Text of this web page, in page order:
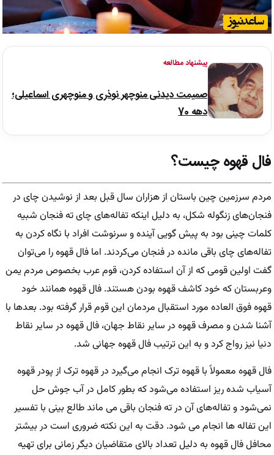
پیشنهاد مطالعه
صمیمت دیدنی منوچهر نوذری و منوچهری اسماعیلی؛
دهه 70
فال قهوه چیست؟
مردم سرزمین چین باستان از هزاران سال قبل بعد از نوشیدن چای در
فنجان‌های زنگوله شکل، به دلیل اینکه تفاله‌های چای ته فنجان شبیه
کلمات چینی بود به پیش گویی آینده و سرنوشت افراد با نگاه کردن به
تفاله‌های چای باقی مانده در فنجان می‌کردند. اما فال قهوه را می‌توان
گفت اولین قومی که از آن استفاده کردن، قوم عرب بخصوص مردم یمن
وعربستان که خود کاشف قهوه بودن هستند. فال قهوه همانند خود
قهوه فوق العاده مورد استقبال مردمان این قوم قرار گرفته بود. بعدها با
آشنا شدن و مصرف قهوه در سایر نقاط جهان، فال قهوه در سایر نقاط
دنیا نیز رواج کرد و به این ترتیب فال قهوه جهانی شد.
فال قهوه معمولاً با قهوه ترک انجام می‌گیرد در قهوه ترک از پودر قهوه
آسیاب شده ریز استفاده می‌شود که بطور کامل در آب جوش حل
نمی‌شود و تفاله‌های آن در ته فنجان باقی می ماند طالع بینی با تفسیر
این تفاله ها انجام می شود. دقت به این نکته ضروری است در بیشتر
محافل فال قهوه به دلیل تعداد بالای متقاضیان دیگر زمانی برای تهیه